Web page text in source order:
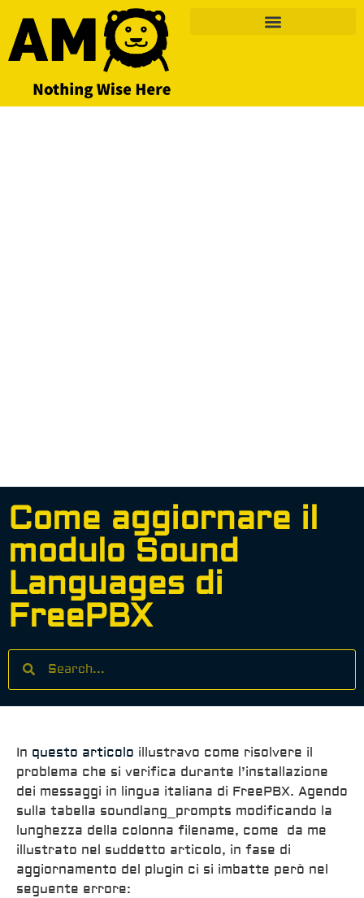
Come aggiornare il
modulo Sound
Languages di
FreePBX
In questo articolo illustravo come risolvere il
problema che si verifica durante l’installazione
dei messaggi in lingua italiana di FreePBX. Agendo
sulla tabella soundlang_prompts modificando la
lunghezza della colonna filename, come da me
illustrato nel suddetto articolo, in fase di
aggiornamento del plugin ci si imbatte però nel
seguente errore: